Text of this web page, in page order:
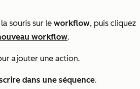
souris sur le workflow, puis cliquez
workflow.
ajouter une action.
dans une séquence.